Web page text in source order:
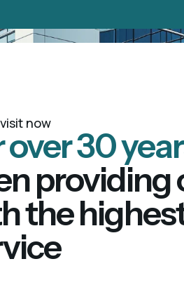
now
over 30
providing
the